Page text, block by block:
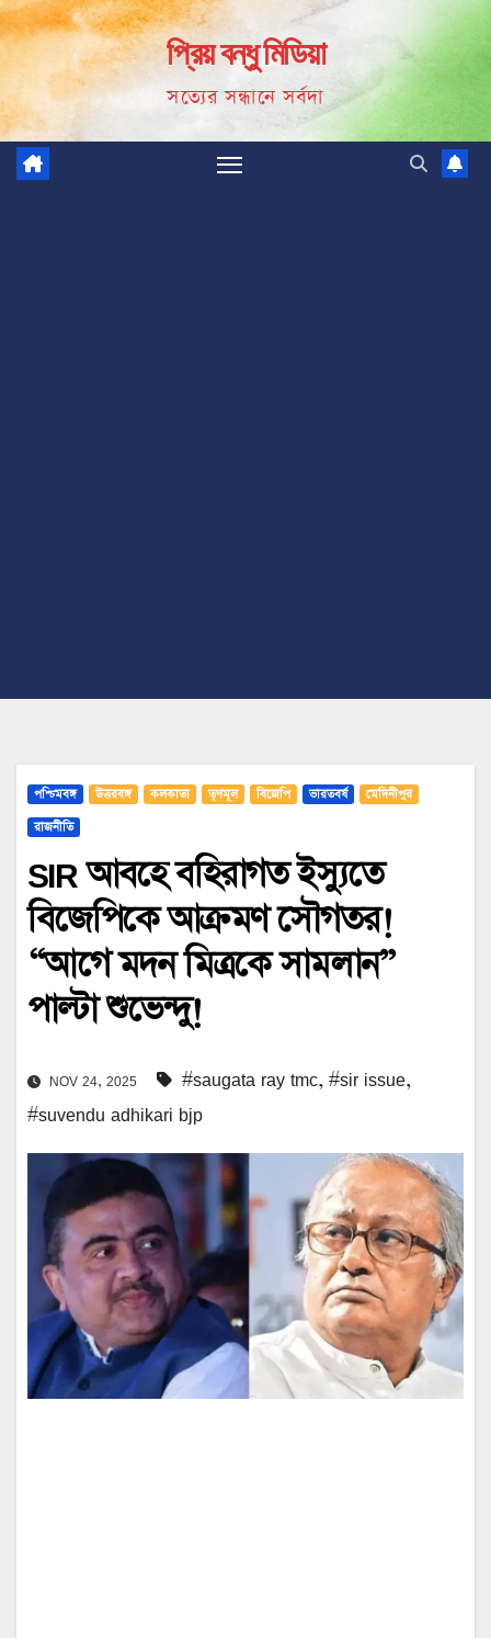
Skip
to
content
প্রিয় বন্ধু মিডিয়া
সত্যের সন্ধানে সর্বদা
পশ্চিমবঙ্গ উত্তরবঙ্গ কলকাতা তৃণমূল বিজেপি ভারতবর্ষ
মেদিনীপুর
রাজনীতি
SIR আবহে বহিরাগত ইস্যুতে
বিজেপিকে আক্রমণ সৌগতর!
“আগে মদন মিত্রকে সামলান”
পাল্টা শুভেন্দু!
NOV 24, 2025 #saugata ray tmc, #sir issue,
#suvendu adhikari bjp